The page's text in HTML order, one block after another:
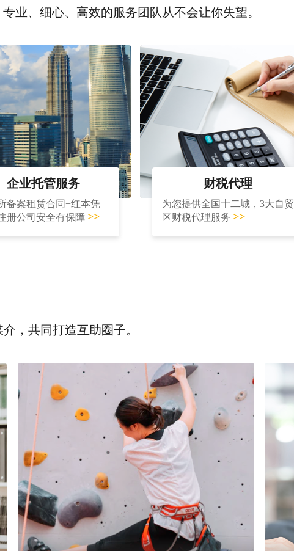
业、细心、高效的服务团队从不会让你失望。
企业托管服务
备案租赁合同+红本凭
册公司安全有保障 >>
财税代理
为您提供全国十二城，3大自贸
区财税代理服务 >>
，共同打造互助圈子。